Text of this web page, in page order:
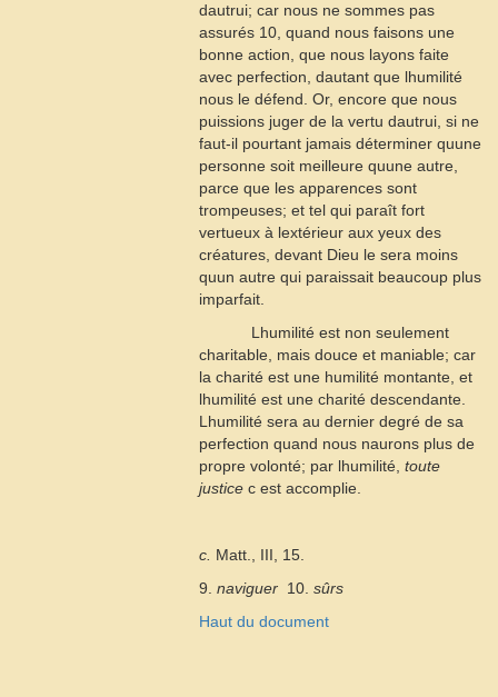
dautrui; car nous ne sommes pas
assurés 10 , quand nous faisons une
bonne action, que nous layons faite
avec perfection, dautant que lhumilité
nous le défend. Or, encore que nous
puissions juger de la vertu dautrui, si ne
faut-il pourtant jamais déterminer quune
personne soit meilleure quune autre,
parce que les apparences sont
trompeuses; et tel qui paraît fort
vertueux à lextérieur aux yeux des
créatures, devant Dieu le sera moins
quun autre qui paraissait beaucoup plus
imparfait.
Lhumilité est non seulement
charitable, mais douce et maniable; car
la charité est une humilité montante, et
lhumilité est une charité descendante.
Lhumilité sera au dernier degré de sa
perfection quand nous naurons plus de
propre volonté; par lhumilité, toute
justice c est accomplie.
c. Matt., III, 15.
9. naviguer  10. sûrs
Haut du document